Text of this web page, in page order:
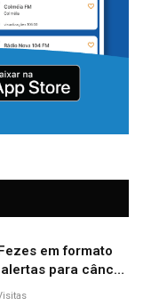
em formato
alertas para câncer
fala de Preta Gil